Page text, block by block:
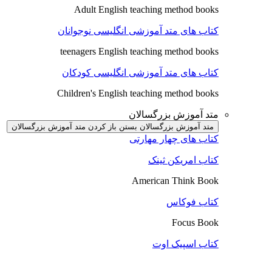
Adult English teaching method books
کتاب های متد آموزشی انگلیسی نوجوانان
teenagers English teaching method books
کتاب های متد آموزشی انگلیسی کودکان
Children's English teaching method books
متد آموزش بزرگسالان
متد آموزش بزرگسالان بستن باز کردن متد آموزش بزرگسالان
کتاب های چهار مهارتی
کتاب امریکن ثینک
American Think Book
کتاب فوکاس
Focus Book
کتاب اسپیک اوت